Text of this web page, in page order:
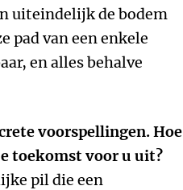
uiteindelijk de bodem
pad van een enkele
en alles behalve
voorspellingen. Hoe
toekomst voor u uit?
pil die een